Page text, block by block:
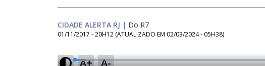
CIDADE ALERTA RJ | Do R7
01/11/2017 - 20H12 (ATUALIZADO EM 02/03/2024 - 05H38)
A+ A-
L